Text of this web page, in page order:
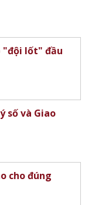
"đội lốt" đầu
số và Giao
cho đúng